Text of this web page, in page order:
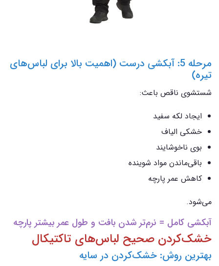
مرحله 5: آبکشی درست (اهمیت بالا برای لباس‌های
تیره)
شستشوی ناقص باعث:
ایجاد لکه سفید
خشکی الیاف
بوی ناخوشایند
باقی‌ماندن مواد شوینده
کاهش عمر پارچه
می‌شود.
آبکشی کامل = نرم‌تر شدن بافت و طول عمر بیشتر پارچه
خشک‌کردن صحیح لباس‌های تاکتیکال
بهترین روش: خشک‌کردن در سایه